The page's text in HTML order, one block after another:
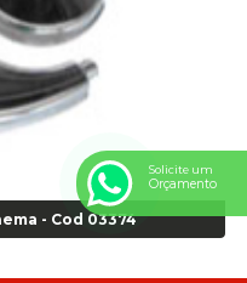
03749
- Cod 00166
Aro 24,5 - Cod 02935
01768
- Cod 03374
Solicite um
Orçamento